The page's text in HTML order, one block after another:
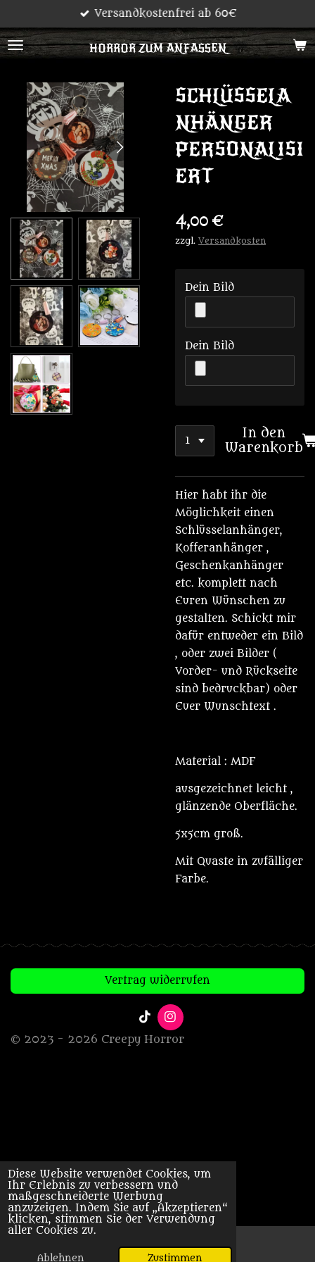
Diese Website verwendet Cookies, um
Ihr Erlebnis zu verbessern und
maßgeschneiderte Werbung
anzuzeigen. Indem Sie auf „Akzeptieren“
klicken, stimmen Sie der Verwendung
aller Cookies zu.
Ablehnen Zustimmen
Hauptinhalt
springen
HORROR ZUM ANFASSEN
Versandkostenfrei ab 60€
SCHLÜSSELA
NHÄNGER
PERSONALISI
ERT
4,00 €
zzgl. Versandkosten
Dein Bild
Dein Bild
In den
Warenkorb
Hier habt ihr die
Möglichkeit einen
Schlüsselanhänger,
Kofferanhänger ,
Geschenkanhänger
etc. komplett nach
Euren Wünschen zu
gestalten. Schickt mir
dafür entweder ein Bild
, oder zwei Bilder (
Vorder- und Rückseite
sind bedruckbar) oder
Euer Wunschtext .
Material : MDF
ausgezeichnet leicht ,
glänzende Oberfläche.
5x5cm groß.
Mit Quaste in zufälliger
Farbe.
Vertrag widerrufen
T
i
k
I
n
s
© 2023 - 2026 Creepy Horror